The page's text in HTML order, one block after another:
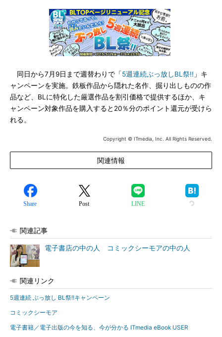
同日から7月9日まで週替わりで「5週連続ぶっ放しBL祭!! 」キ
ャンペーンを実施。鉄板作品から隠れた名作、掘り出しものの作
品など、BLに特化した厳選作品を割引価格で提供するほか、キ
ャンペーン対象作品を購入すると20％分のポイント還元が受けら
れる。
Copyright © ITmedia, Inc. All Rights Reserved.
関連情報
Share Post LINE
関連記事
電子書店の中の人 コミックシーモアの中の人
関連リンク
5週連続 ぶっ放し BL祭!!キャンペーン
コミックシーモア
電子書籍／電子出版の今を知る、今が分かる ITmedia eBook USER